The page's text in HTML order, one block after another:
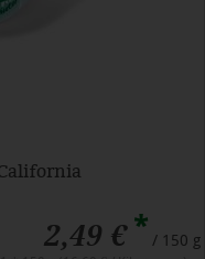
2,49 €* / 150 g